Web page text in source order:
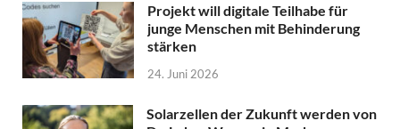
Projekt will digitale Teilhabe für
junge Menschen mit Behinderung
stärken
24. Juni 2026
Solarzellen der Zukunft werden von